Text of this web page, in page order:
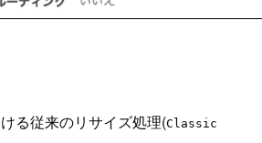
る従来のリサイズ処理(Classic